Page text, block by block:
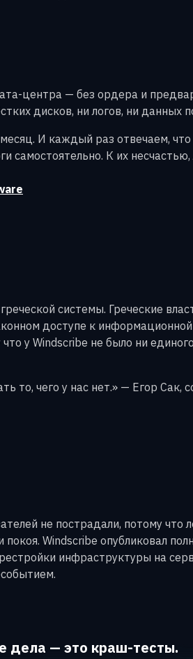
центра — без ордера и
дисков, ни логов, ни данных
И каждый раз отвечаем, что
самостоятельно. К их
системы. Греческие
доступе к
у Windscribe не было ни
чего у нас нет.» — Егор Сак,
не пострадали, потому что
Windscribe опубликовал
инфраструктуры на
дела — это краш-тесты.